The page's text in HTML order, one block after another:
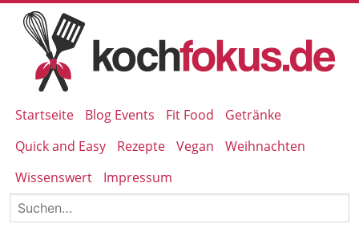
Startseite Blog Events Fit Food
Getränke
Quick and Easy
Rezepte Vegan
Weihnachten
Wissenswert
Impressum